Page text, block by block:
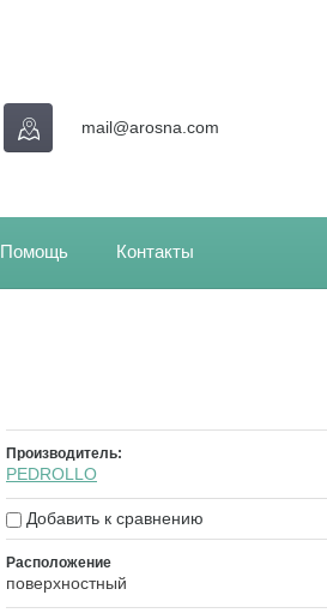
mail@arosna.com
Помощь Контакты
Производитель:
PEDROLLO
Добавить к сравнению
Расположение
поверхностный